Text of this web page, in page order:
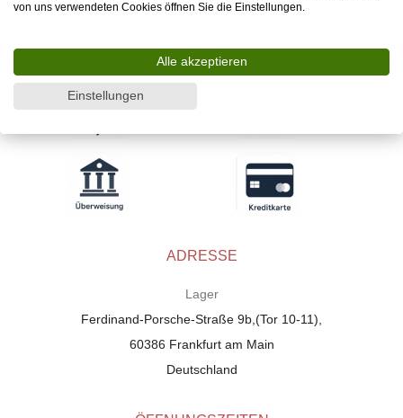
ADRESSE
Lager
Ferdinand-Porsche-Straße 9b,(Tor 10-11),
60386 Frankfurt am Main
Deutschland
von uns verwendeten Cookies öffnen Sie die Einstellungen.
Alle akzeptieren
Einstellungen